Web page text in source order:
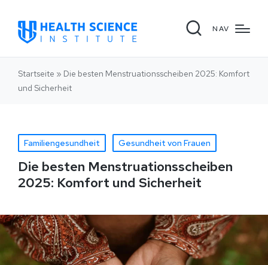
NAV
Startseite » Die besten Menstruationsscheiben 2025: Komfort
und Sicherheit
Familiengesundheit Gesundheit von Frauen
Die besten Menstruationsscheiben
2025: Komfort und Sicherheit